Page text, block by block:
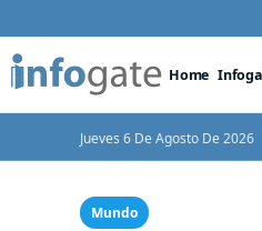
Home
Jueves 6 De Agosto De 2026
Mundo